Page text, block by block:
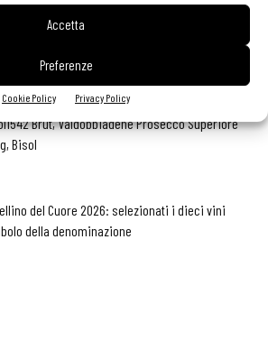
Accetta
Preferenze
Cookie Policy Privacy Policy
pesano sulle denominazioni europee
Brut, Valdobbiadene Prosecco Superiore
Bisol
del Cuore 2026: selezionati i dieci vini
della denominazione